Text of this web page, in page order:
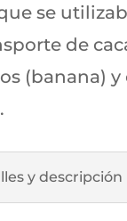
se
de
(banana) y
y descripción